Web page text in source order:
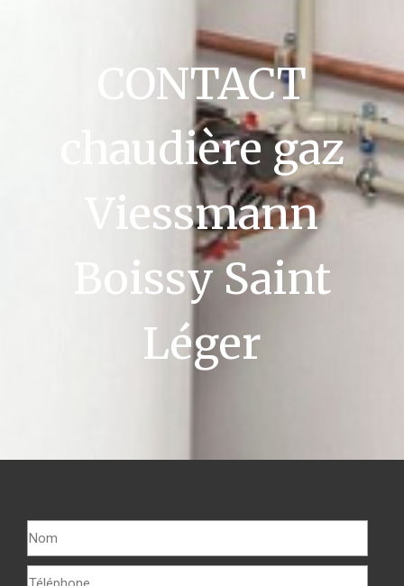
CONTACT
chaudière gaz
Viessmann
Boissy Saint
Léger